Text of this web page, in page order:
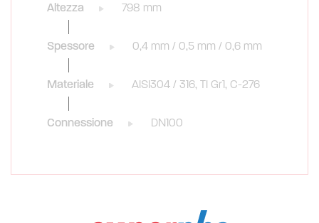
Altezza 798 mm
Spessore 0,4 mm / 0,5 mm / 0,6 mm
Materiale AISI304 / 316, TI Gr1, C-276
Connessione DN100